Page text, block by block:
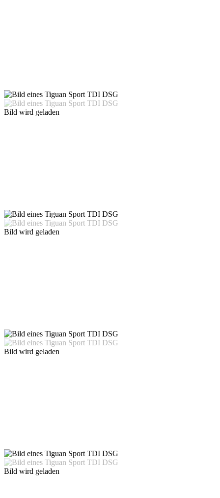
Bild wird geladen
Bild wird geladen
Bild wird geladen
Bild wird geladen